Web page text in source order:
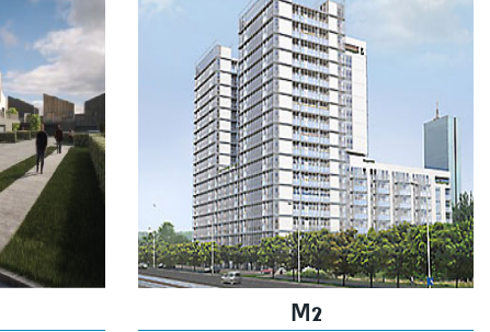
M2